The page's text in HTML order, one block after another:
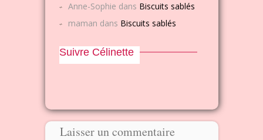
Anne-Sophie dans Biscuits sablés
maman dans Biscuits sablés
Suivre Célinette
Laisser un commentaire